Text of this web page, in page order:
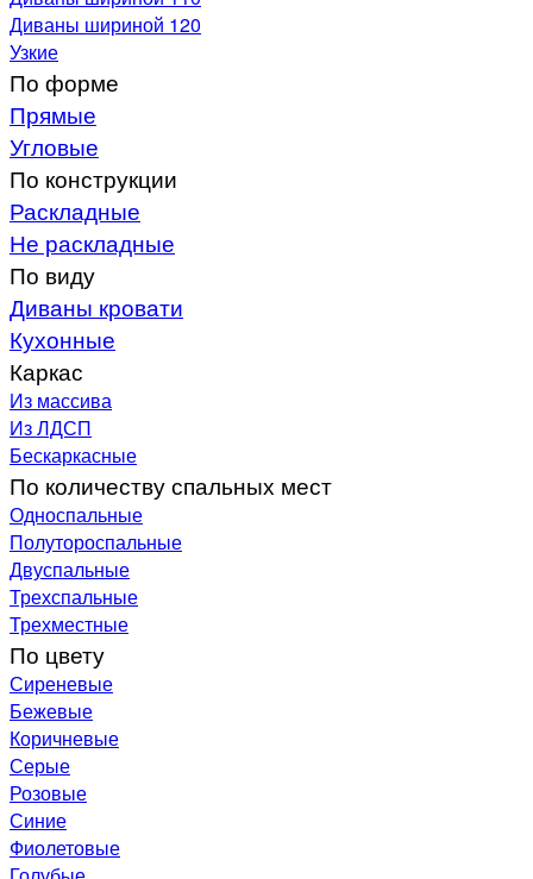
Диваны шириной 120
Узкие
По форме
Прямые
Угловые
По конструкции
Раскладные
Не раскладные
По виду
Диваны кровати
Кухонные
Каркас
Из массива
Из ЛДСП
Бескаркасные
По количеству спальных мест
Односпальные
Полутороспальные
Двуспальные
Трехспальные
Трехместные
По цвету
Сиреневые
Бежевые
Коричневые
Серые
Розовые
Синие
Фиолетовые